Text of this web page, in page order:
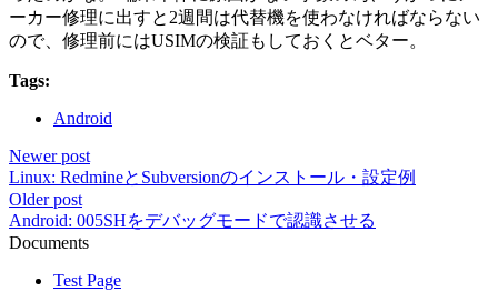
ーカー修理に出すと2週間は代替機を使わなければならない
ので、修理前にはUSIMの検証もしておくとベター。
Tags:
Android
Newer post
Linux: RedmineとSubversionのインストール・設定例
Older post
Android: 005SHをデバッグモードで認識させる
Documents
Test Page